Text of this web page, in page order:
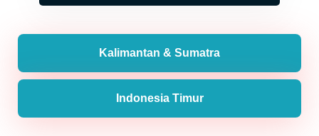
Kalimantan & Sumatra
Indonesia Timur